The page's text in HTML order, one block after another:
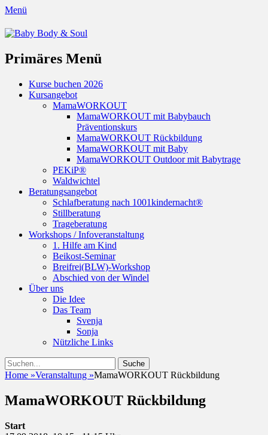
Menü
Baby Body & Soul
Primäres Menü
Springe
zum
Kurse buchen 2026
Kursangebot
MamaWORKOUT
MamaWORKOUT mit Babybauch
Präventionskurs
MamaWORKOUT Rückbildung
MamaWORKOUT mit Baby
MamaWORKOUT Outdoor mit Babytrage
PEKiP®
Waldwichtel
Beratungsangebot
Schlafberatung nach 1001kindernacht®
Stillberatung
Trageberatung
Workshops / Infoveranstaltung
1. Hilfe am Kind
Beikost-Seminar
Breifrei(BLW)-Workshop
Abschied von der Windel
Über uns
Die Idee
Das Team
Svenja
Sonja
Nützliche Links
Suchen
Suche
nach:
Home »Veranstaltung »MamaWORKOUT Rückbildung
MamaWORKOUT Rückbildung
Start